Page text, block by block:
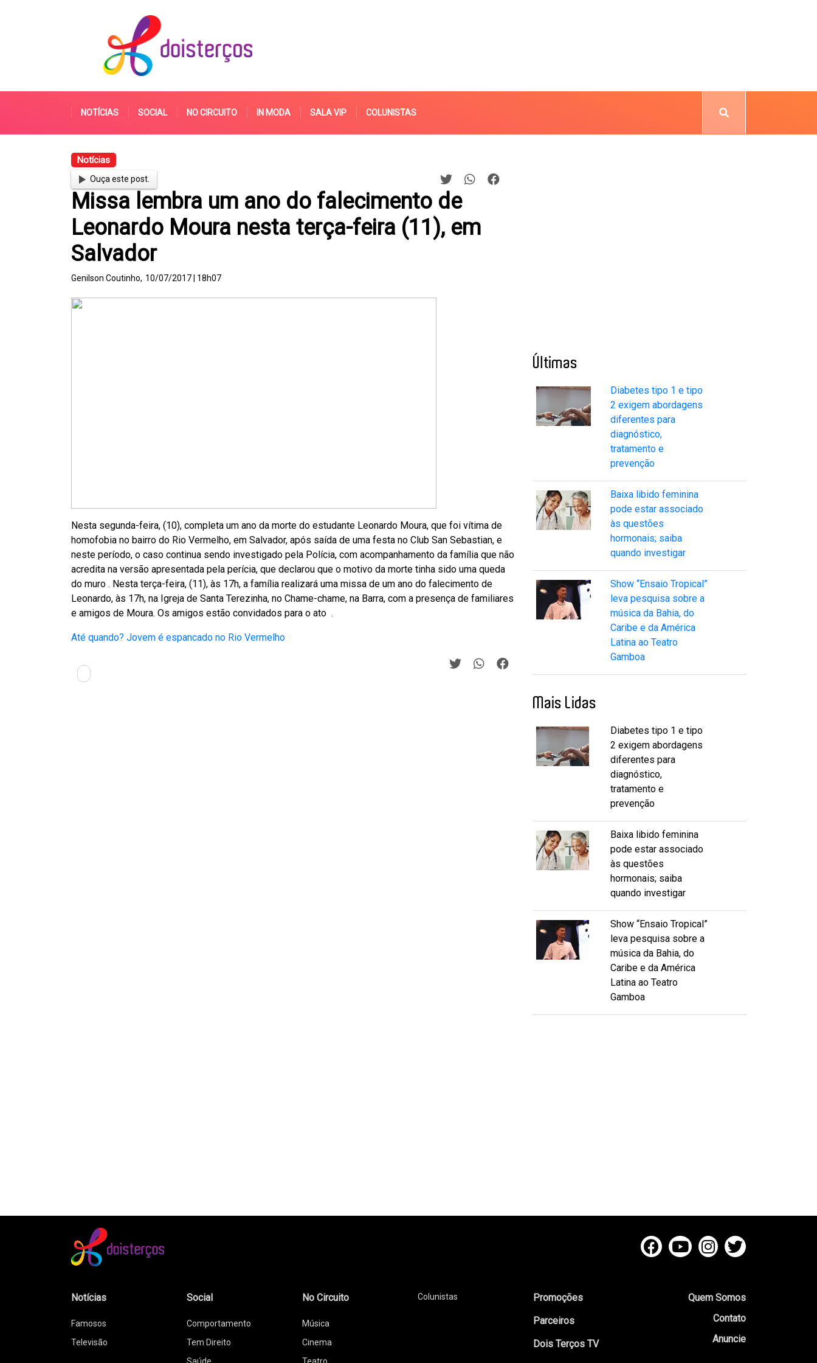
NOTÍCIAS SOCIAL NO CIRCUITO IN MODA SALA VIP COLUNISTAS
Notícias
Ouça este post.
Missa lembra um ano do falecimento de
Leonardo Moura nesta terça-feira (11), em
Salvador
Genilson Coutinho, 10/07/2017 | 18h07
Nesta segunda-feira, (10), completa um ano da morte do estudante Leonardo Moura, que foi vítima de
homofobia no bairro do Rio Vermelho, em Salvador, após saída de uma festa no Club San Sebastian, e
neste período, o caso continua sendo investigado pela Polícia, com acompanhamento da família que não
acredita na versão apresentada pela perícia, que declarou que o motivo da morte tinha sido uma queda
do muro . Nesta terça-feira, (11), às 17h, a família realizará uma missa de um ano do falecimento de
Leonardo, às 17h, na Igreja de Santa Terezinha, no Chame-chame, na Barra, com a presença de familiares
e amigos de Moura. Os amigos estão convidados para o ato .
Até quando? Jovem é espancado no Rio Vermelho
Últimas
Diabetes tipo 1 e tipo
2 exigem abordagens
diferentes para
diagnóstico,
tratamento e
prevenção
Baixa libido feminina
pode estar associado
às questões
hormonais; saiba
quando investigar
Show “Ensaio Tropical”
leva pesquisa sobre a
música da Bahia, do
Caribe e da América
Latina ao Teatro
Gamboa
Mais Lidas
Diabetes tipo 1 e tipo
2 exigem abordagens
diferentes para
diagnóstico,
tratamento e
prevenção
Baixa libido feminina
pode estar associado
às questões
hormonais; saiba
quando investigar
Show “Ensaio Tropical”
leva pesquisa sobre a
música da Bahia, do
Caribe e da América
Latina ao Teatro
Gamboa
Notícias
Famosos
Televisão
Social
Comportamento
Tem Direito
Saúde
No Circuito
Música
Cinema
Teatro
Colunistas
Promoções
Parceiros
Dois Terços TV
Quem Somos
Contato
Anuncie